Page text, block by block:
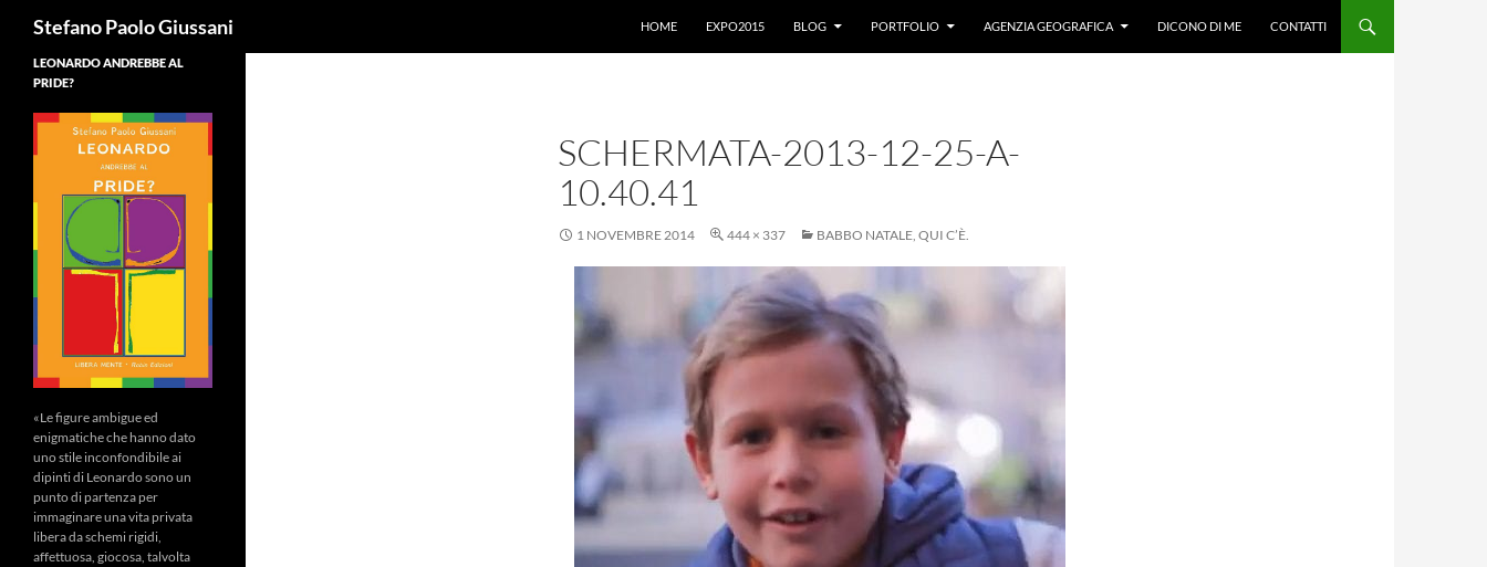
Stefano Paolo Giussani
HOME
EXPO2015 BLOG PORTFOLIO AGENZIA GEOGRAFICA DICONO DI ME CONTATTI
SCHERMATA-2013-12-25-A-
10.40.41
1 NOVEMBRE 2014 444 × 337 BABBO NATALE, QUI C’È.
LEONARDO ANDREBBE AL
PRIDE?
«Le figure ambigue ed
enigmatiche che hanno dato
uno stile inconfondibile ai
dipinti di Leonardo sono un
punto di partenza per
immaginare una vita privata
libera da schemi rigidi,
affettuosa, giocosa, talvolta